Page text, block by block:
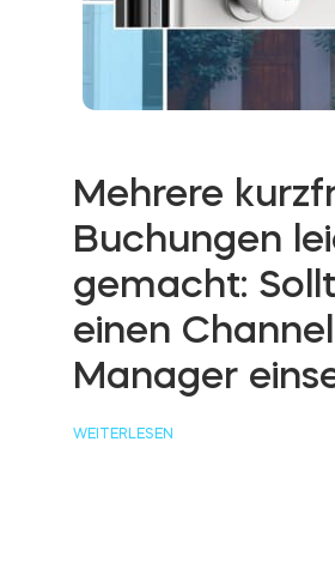
Mehrere
Buchungen
gemacht:
einen Channel
Manager
WEITERLESEN